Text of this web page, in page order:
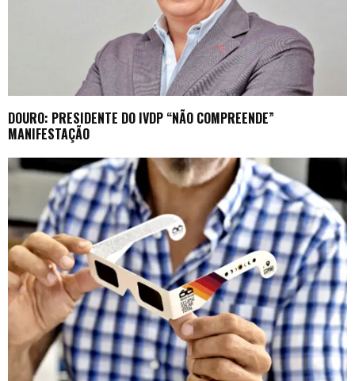
DOURO: PRESIDENTE DO IVDP “NÃO COMPREENDE”
MANIFESTAÇÃO